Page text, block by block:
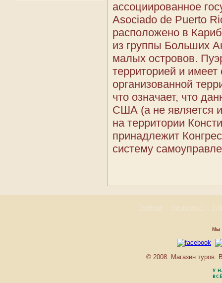
ассоциированное
Asociado de Puerto
расположено в
из группы Больших
малых островов.
территорией и имеет
организованной
что означает, что
США (а не является
на территории
принадлежит
систему
Главная Где купить?
Мы
© 2008. Магазин